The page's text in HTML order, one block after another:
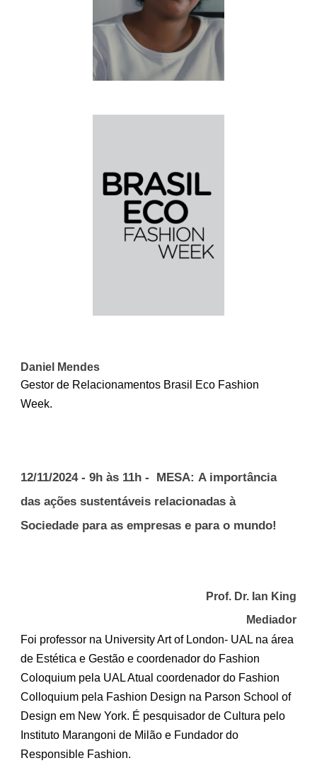
Daniel Mendes
Gestor de Relacionamentos Brasil Eco Fashion
Week.
12/11/2024 -9h às 11h - MESA:A importância
das ações sustentáveis relacionadas à
Sociedade para as empresas e para o mundo!
Prof. Dr. Ian King
Mediador
Foi professor na University Art of London- UAL na área
de Estética e Gestão e coordenador do Fashion
Coloquium pela UAL Atual coordenador do Fashion
Colloquium pela Fashion Design na Parson School of
Design em New York. É pesquisador de Cultura pelo
Instituto Marangoni de Milão e Fundador do
Responsible Fashion.